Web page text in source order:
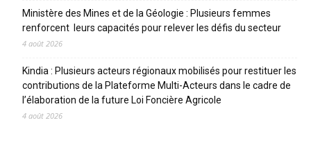
Ministère des Mines et de la Géologie : Plusieurs femmes
renforcent leurs capacités pour relever les défis du secteur
4 août 2026
Kindia : Plusieurs acteurs régionaux mobilisés pour restituer les
contributions de la Plateforme Multi-Acteurs dans le cadre de
l’élaboration de la future Loi Foncière Agricole
4 août 2026